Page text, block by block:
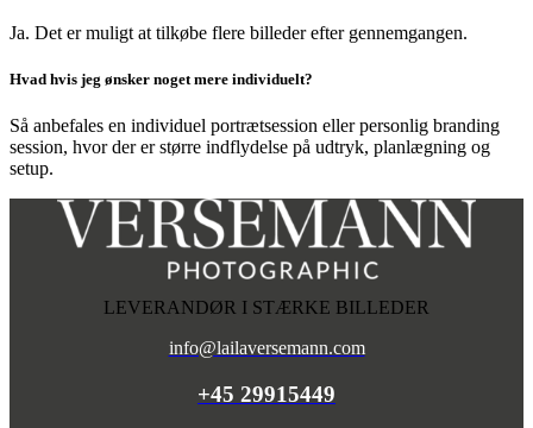
Ja. Det er muligt at tilkøbe flere billeder efter gennemgangen.
Hvad hvis jeg ønsker noget mere individuelt?
Så anbefales en individuel portrætsession eller personlig branding
session, hvor der er større indflydelse på udtryk, planlægning og
setup.
LEVERANDØR I STÆRKE BILLEDER
info@lailaversemann.com
+45 29915449